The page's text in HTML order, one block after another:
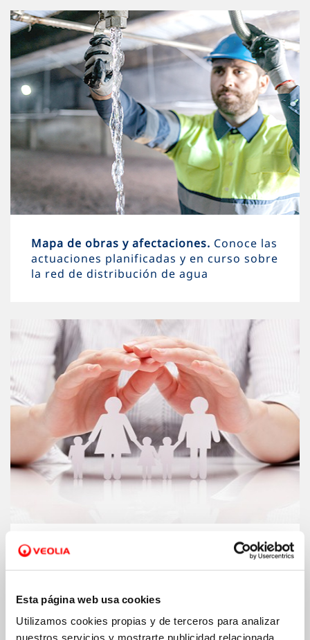
Esta página web usa cookies
Utilizamos cookies propias y de terceros para analizar
nuestros servicios y mostrarte publicidad relacionada
Mapa de obras y afectaciones. Conoce las
actuaciones planificadas y en curso sobre
la red de distribución de agua
Fondo social.
Ampliamos nuestro fondo
para ayudar a las familias a pagar el